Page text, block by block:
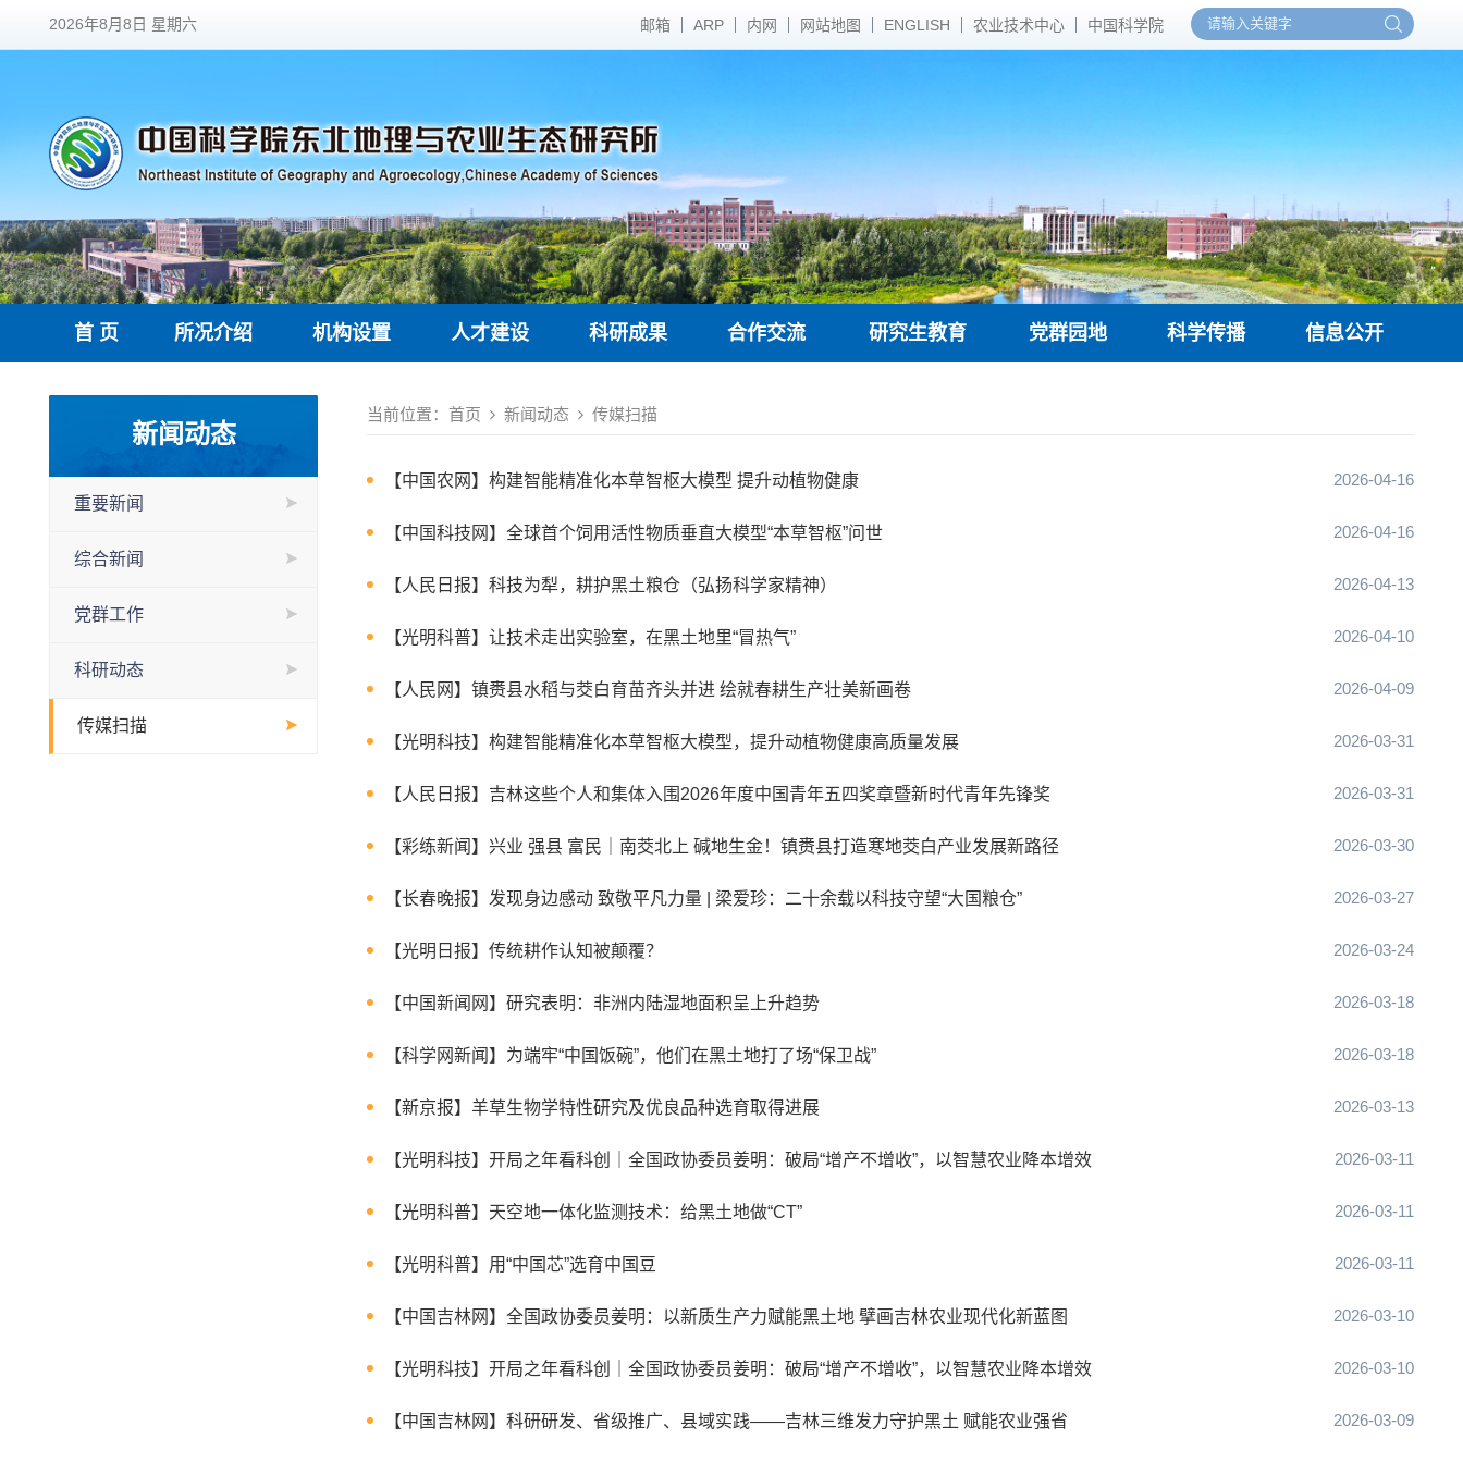
2026年8月8日 星期六 邮箱 ARP 内网 网站地图 ENGLISH 农业技术中心 中国科学院
首 页 所况介绍 机构设置 人才建设 科研成果 合作交流 研究生教育 党群园地 科学传播 信息公开
新闻动态
重要新闻
综合新闻
党群工作
科研动态
传媒扫描
当前位置： 首页 新闻动态 传媒扫描
【中国农网】构建智能精准化本草智枢大模型 提升动植物健康 2026-04-16
【中国科技网】全球首个饲用活性物质垂直大模型“本草智枢”问世 2026-04-16
【人民日报】科技为犁，耕护黑土粮仓（弘扬科学家精神） 2026-04-13
【光明科普】让技术走出实验室，在黑土地里“冒热气” 2026-04-10
【人民网】镇赉县水稻与茭白育苗齐头并进 绘就春耕生产壮美新画卷 2026-04-09
【光明科技】构建智能精准化本草智枢大模型，提升动植物健康高质量发展 2026-03-31
【人民日报】吉林这些个人和集体入围2026年度中国青年五四奖章暨新时代青年先锋奖 2026-03-31
【彩练新闻】兴业 强县 富民｜南茭北上 碱地生金！镇赉县打造寒地茭白产业发展新路径 2026-03-30
【长春晚报】发现身边感动 致敬平凡力量 | 梁爱珍：二十余载以科技守望“大国粮仓” 2026-03-27
【光明日报】传统耕作认知被颠覆？ 2026-03-24
【中国新闻网】研究表明：非洲内陆湿地面积呈上升趋势 2026-03-18
【科学网新闻】为端牢“中国饭碗”，他们在黑土地打了场“保卫战” 2026-03-18
【新京报】羊草生物学特性研究及优良品种选育取得进展 2026-03-13
【光明科技】开局之年看科创｜全国政协委员姜明：破局“增产不增收”，以智慧农业降本增效 2026-03-11
【光明科普】天空地一体化监测技术：给黑土地做“CT” 2026-03-11
【光明科普】用“中国芯”选育中国豆 2026-03-11
【中国吉林网】全国政协委员姜明：以新质生产力赋能黑土地 擘画吉林农业现代化新蓝图 2026-03-10
【光明科技】开局之年看科创｜全国政协委员姜明：破局“增产不增收”，以智慧农业降本增效 2026-03-10
【中国吉林网】科研研发、省级推广、县域实践——吉林三维发力守护黑土 赋能农业强省 2026-03-09